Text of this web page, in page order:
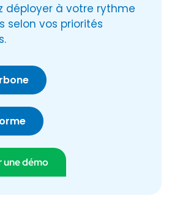
déployer à votre rythme
selon vos priorités
une démo